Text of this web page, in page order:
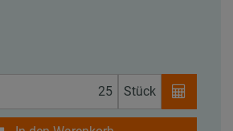
Stück